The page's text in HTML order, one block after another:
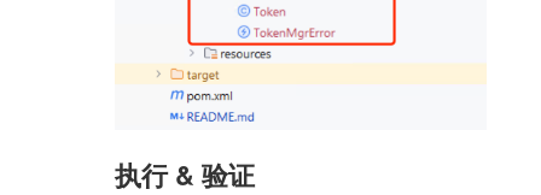
执行 & 验证